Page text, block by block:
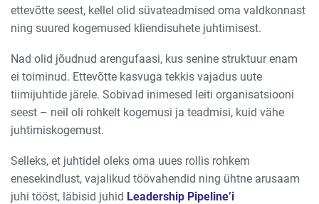
ettevõtte seest, kellel olid süvateadmised oma valdkonnast
ning suured kogemused kliendisuhete juhtimisest.
Nad olid jõudnud arengufaasi, kus senine struktuur enam
ei toiminud. Ettevõtte kasvuga tekkis vajadus uute
tiimijuhtide järele. Sobivad inimesed leiti organisatsiooni
seest – neil oli rohkelt kogemusi ja teadmisi, kuid vähe
juhtimiskogemust.
Selleks, et juhtidel oleks oma uues rollis rohkem
enesekindlust, vajalikud töövahendid ning ühtne arusaam
juhi tööst, läbisid juhid Leadership Pipeline’i